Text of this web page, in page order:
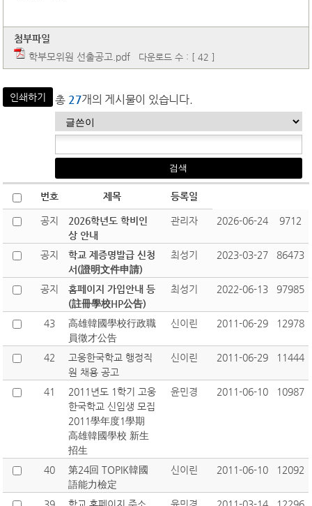
첨부파일
학부모위원 선출공고.pdf 다운로드 수 : [ 42 ]
인쇄하기 총 27개의 게시물이 있습니다.
번호 제목 등록일
공지
2026학년도 학비인
상 안내
관리자 2026-06-24 9712
공지
학교 제증명발급 신청
서(證明文件申請)
최성기 2023-03-27 86473
공지
홈페이지 가입안내 등
(註冊學校HP公告)
최성기 2022-06-13 97985
43
高雄韓國學校行政職
員徵才公告
신이린 2011-06-29 12978
42
고웅한국학교 행정직
원 채용 공고
신이린 2011-06-29 11444
41
2011년도 1학기 고웅
한국학교 신입생 모집
2011學年度1學期
高雄韓國學校 新生
招生
윤민경 2011-06-10 10987
40
第24回 TOPIK韓國
語能力檢定
신이린 2011-06-10 12092